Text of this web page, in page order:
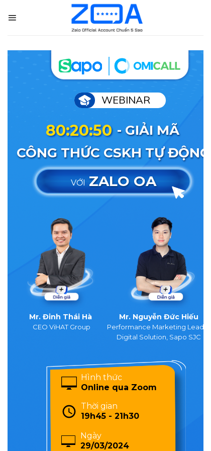
content
WEBINAR
Ngày
29/03/2024
Thời gian
19h45 - 21h30
Hình thức
Online qua Zoom
CÔNG THỨC CSKH TỰ ĐỘNG
VỚI ZALO OA
- GIẢI MÃ
80:20:50
Mr. Nguyễn Đức Hiếu
Performance Marketing Leader
Digital Solution, Sapo SJC
Mr. Đinh Thái Hà
CEO ViHAT Group